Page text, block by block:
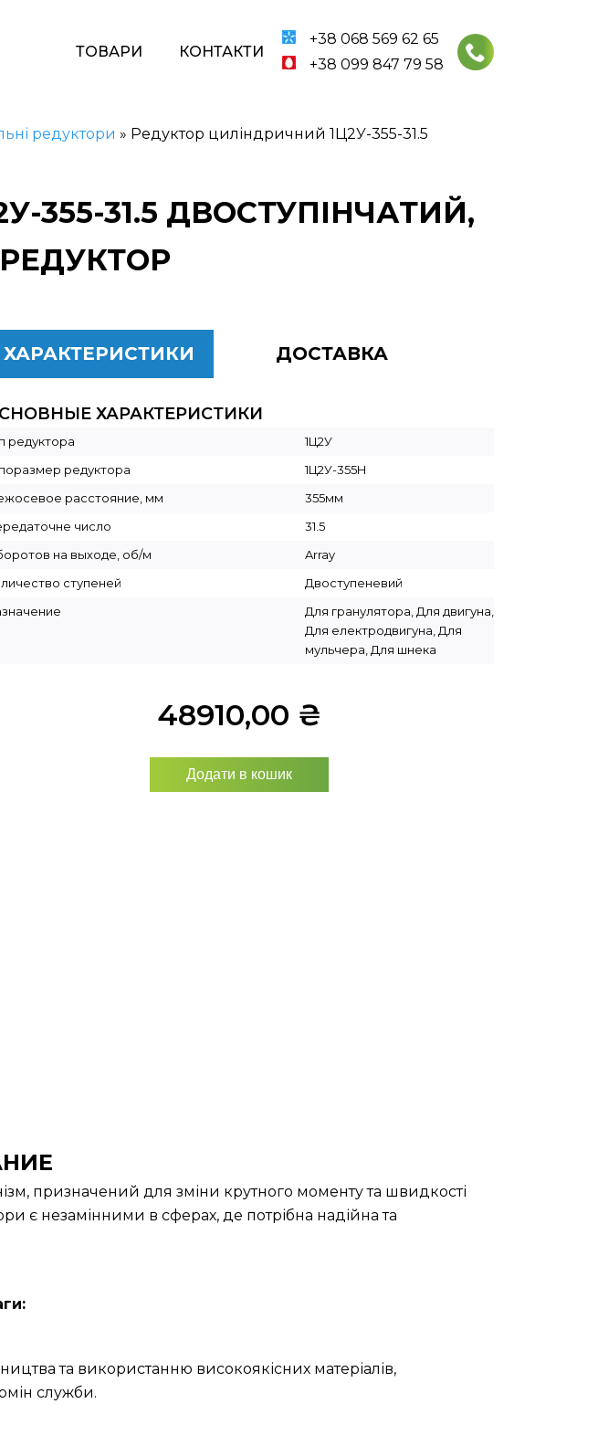
ТОВАРИ КОНТАКТИ
+38 068 569 62 65
+38 099 847 79 58
редуктори » Редуктор циліндричний 1Ц2У-355-31.5
355-31.5 ДВОСТУПІНЧАТИЙ,
РЕДУКТОР
ХАРАКТЕРИСТИКИ ДОСТАВКА
ХАРАКТЕРИСТИКИ
редуктора
1Ц2У
редуктора
1Ц2У-355Н
расстояние, мм
355мм
число
31.5
на выходе, об/м
Array
ступеней
Двоступеневий
Для гранулятора, Для двигуна,
Для електродвигуна, Для
мульчера, Для шнека
48910,00 ₴
Додати в кошик
призначений для зміни крутного моменту та швидкості
є незамінними в сферах, де потрібна надійна та
та використанню високоякісних матеріалів,
служби.